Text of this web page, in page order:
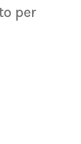
per